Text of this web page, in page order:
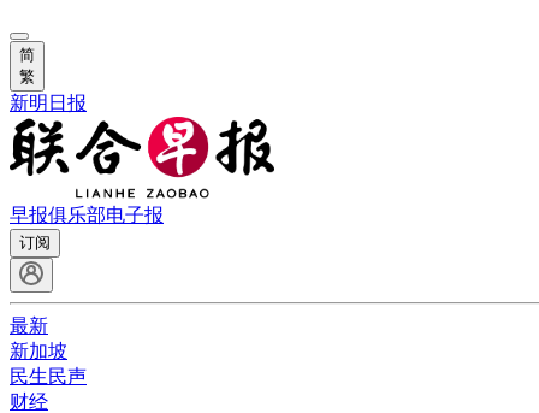
简
繁
新明日报
早报俱乐部电子报
订阅
最新
新加坡
民生民声
财经